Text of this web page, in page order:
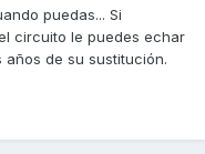
puedas... Si
circuito le puedes echar
de su sustitución.